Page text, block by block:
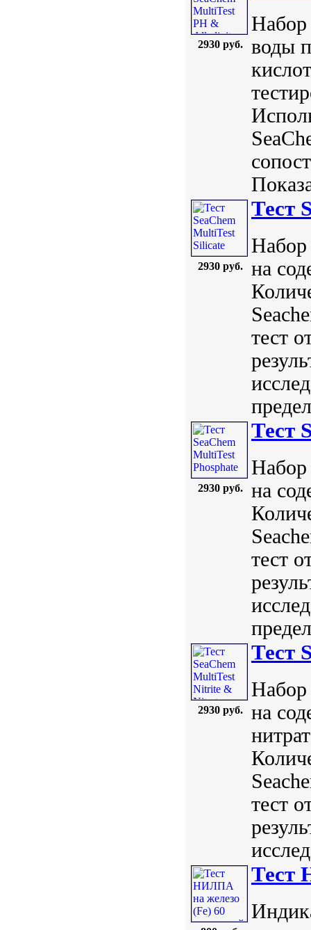
2930 руб.
Набор
воды
2930 руб.
Тест
Набор
на
тест
2930 руб.
Тест
Набор
на
тест
2930 руб.
Тест
Набор
на
тест
Тест